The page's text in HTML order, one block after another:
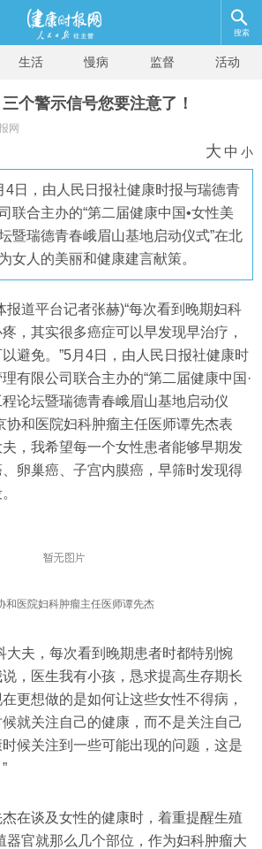
搜索
生活 慢病 监督 活动
个警示信号您要注意了！
网
大 中 小
4日，由人民日报社健康时报与瑞德青
联合主办的“第二届健康中国•女性美
暨瑞德青春峨眉山基地启动仪式”在北
女人的美丽和健康建言献策。
报道平台记者张赫)“每次看到晚期妇科
，其实很多癌症可以早发现早治疗，
避免。”5月4日，由人民日报社健康时
有限公司联合主办的“第二届健康中国·
论坛暨瑞德青春峨眉山基地启动仪
协和医院妇科肿瘤主任医师谭先杰表
，我希望每一个女性患者能够早期发
卵巢癌、子宫内膜癌，早筛时发现得
和医院妇科肿瘤主任医师谭先杰
大夫，每次看到晚期患者时都特别惋
，医生我有小孩，恳求提高生存期长
更想做的是如何让这些女性不得病，
就关注自己的健康，而不是关注自己
候关注到一些可能出现的问题，这是
在谈及女性的健康时，着重提醒生殖
器官就那么几个部位，作为妇科肿瘤大